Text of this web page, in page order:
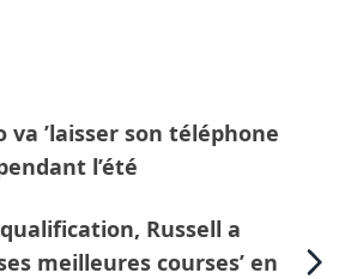
va ’laisser son téléphone
l’été
Russell a
meilleures courses’ en